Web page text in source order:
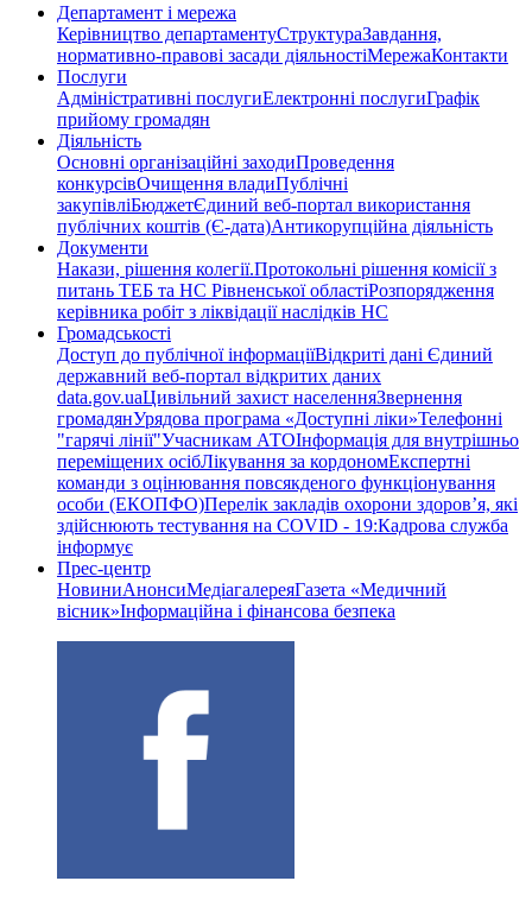
Департамент і мережа
Керівництво департаментуСтруктураЗавдання,
нормативно-правові засади діяльностіМережаКонтакти
Послуги
Адміністративні послугиЕлектронні послугиГрафік
прийому громадян
Діяльність
Основні організаційні заходиПроведення
конкурсівОчищення владиПублічні
закупівліБюджетЄдиний веб-портал використання
публічних коштів (Є-дата)Антикорупційна діяльність
Документи
Накази, рішення колегії.Протокольні рішення комісії з
питань ТЕБ та НС Рівненської областіРозпорядження
керівника робіт з ліквідації наслідків НС
Громадськості
Доступ до публічної інформаціїВідкриті дані Єдиний
державний веб-портал відкритих даних
data.gov.uaЦивільний захист населенняЗвернення
громадянУрядова програма «Доступні ліки»Телефонні
"гарячі лінії"Учасникам АТОІнформація для внутрішньо
переміщених осібЛікування за кордономЕкспертні
команди з оцінювання повсякденого функціонування
особи (ЕКОПФО)Перелік закладів охорони здоров’я, які
здійснюють тестування на COVID - 19:Кадрова служба
інформує
Прес-центр
НовиниАнонсиМедіагалереяГазета «Медичний
вісник»Інформаційна і фінансова безпека